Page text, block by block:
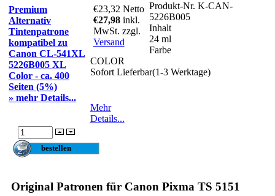
Premium
Alternativ
Tintenpatrone
kompatibel zu
Canon CL-541XL
5226B005 XL
Color - ca. 400
Seiten (5%)
» mehr Details...
€23,32 Netto
€27,98 inkl.
MwSt. zzgl.
Versand
Produkt-Nr. K-CAN-
5226B005
Inhalt
24 ml
Farbe
COLOR
Sofort Lieferbar(1-3 Werktage)
Mehr
Details...
Original Patronen für Canon Pixma TS 5151